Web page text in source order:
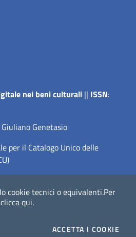
cookie tecnici o equivalenti.Per
clicca qui.
ACCETTA I COOKIE
nei beni culturali || ISSN:
Genetasio
per il Catalogo Unico delle